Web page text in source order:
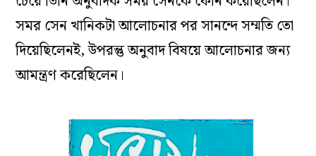
সমর সেন খানিকটা আলোচনার পর সানন্দে সম্মতি তো
দিয়েছিলেনই, উপরন্তু অনুবাদ বিষয়ে আলোচনার জন‌্য
আমন্ত্রণ করেছিলেন।